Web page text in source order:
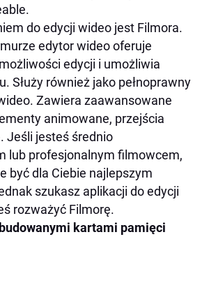
do edycji wideo jest Filmora.
edytor wideo oferuje
edycji i umożliwia
Służy również jako pełnoprawny
Zawiera zaawansowane
animowane, przejścia
Jeśli jesteś średnio
lub profesjonalnym filmowcem,
być dla Ciebie najlepszym
szukasz aplikacji do edycji
rozważyć Filmorę.
kartami pamięci